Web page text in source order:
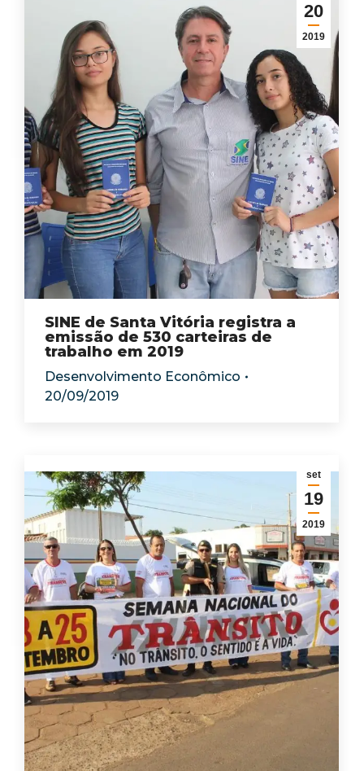
20
2019
SINE de Santa Vitória registra a
emissão de 530 carteiras de
trabalho em 2019
Desenvolvimento Econômico
20/09/2019
set
19
2019